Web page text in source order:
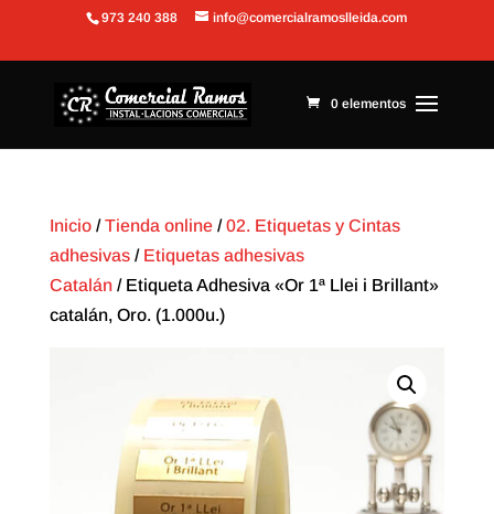
Abrir barra de herramientas
973 240 388 info@comercialramoslleida.com
0 elementos
Inicio/Tienda online/02. Etiquetas y Cintas
adhesivas/ Etiquetas adhesivas
Catalán/ Etiqueta Adhesiva «Or 1ª Llei i Brillant»
catalán, Oro. (1.000u.)